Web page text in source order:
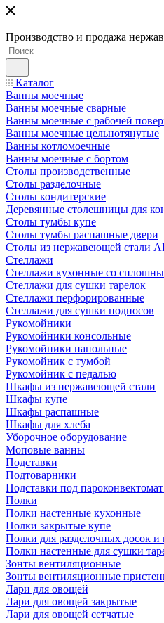
Производство и продажа
Каталог
Ванны моечные
Ванны моечные сварные
Ванны моечные с рабочей
Ванны моечные цельнотянутые
Ванны котломоечные
Ванны моечные с бортом
Столы производственные
Столы разделочные
Столы кондитерские
Деревянные столешницы для
Столы тумбы купе
Столы тумбы распашные двери
Столы из нержавеющей стали
Стеллажи
Стеллажи кухонные со
Стеллажи для сушки тарелок
Стеллажи перфорированные
Стеллажи для сушки подносов
Рукомойники
Рукомойники консольные
Рукомойники напольные
Рукомойник с тумбой
Рукомойник с педалью
Шкафы из нержавеющей стали
Шкафы купе
Шкафы распашные
Шкафы для хлеба
Уборочное оборудование
Моповые ванны
Подставки
Подтоварники
Подставки под
Полки
Полки настенные кухонные
Полки закрытые купе
Полки для разделочных досок
Полки настенные для сушки
Зонты вентиляционные
Зонты вентиляционные
Лари для овощей
Лари для овощей закрытые
Лари для овощей сетчатые